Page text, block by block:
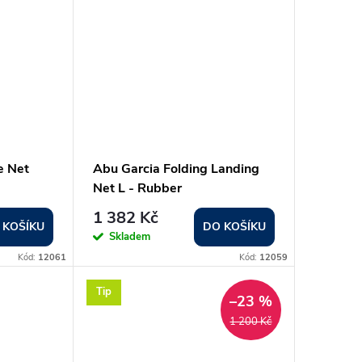
Net
Kód: 12061
Abu Garcia Folding Landing
Net L - Rubber
1 382 Kč
Skladem
DO KOŠÍKU
Kód: 12059
Tip
1 200 Kč
–23 %